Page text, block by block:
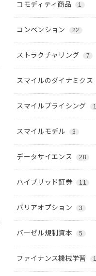
コモディティ商品 1
コンベンション 22
ストラクチャリング 7
スマイルのダイナミクス
スマイルプライシング 1
スマイルモデル 3
データサイエンス 28
ハイブリッド証券 11
バリアオプション 3
バーゼル規制資本 5
ファイナンス機械学習